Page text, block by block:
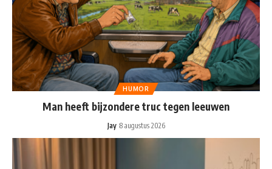
HUMOR
Man heeft bijzondere truc tegen leeuwen
Jay 8 augustus 2026